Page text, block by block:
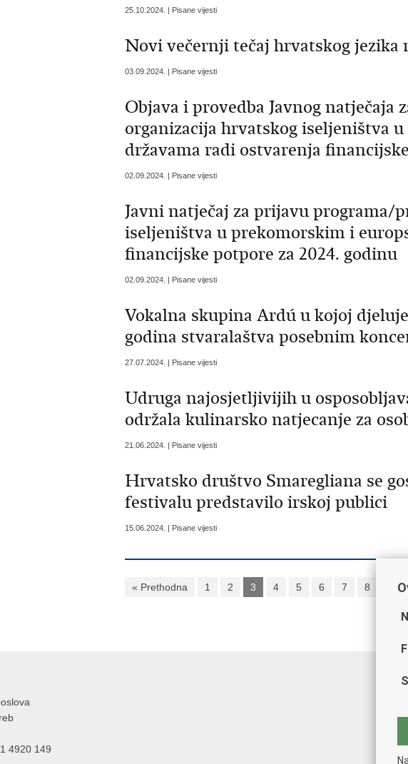
25.10.2024. | Pisane vijesti
Novi večernji tečaj hrvatskog
03.09.2024. | Pisane vijesti
Objava i provedba Javnog
organizacija hrvatskog iseljeništva
državama radi ostvarenja
02.09.2024. | Pisane vijesti
Javni natječaj za prijavu programa/
iseljeništva u prekomorskim i
financijske potpore za 2024. godinu
02.09.2024. | Pisane vijesti
Vokalna skupina Ardú u kojoj
godina stvaralaštva posebnim
27.07.2024. | Pisane vijesti
Udruga najosjetljivijih u
održala kulinarsko natjecanje za
21.06.2024. | Pisane vijesti
Hrvatsko društvo Smaregliana se
festivalu predstavilo irskoj publici
15.06.2024. | Pisane vijesti
« Prethodna 1 2 3 4 5 6 7 8
4920 149